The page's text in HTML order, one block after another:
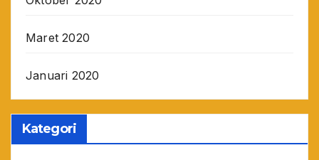
Maret 2020
Januari 2020
Kategori